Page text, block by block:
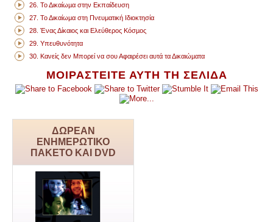
ΜΟΙΡΑΣΤΕΙΤΕ ΑΥΤΗ ΤΗ ΣΕΛΙΔΑ
ΔΩΡΕΑΝ
ΕΝΗΜΕΡΩΤΙΚΟ
ΠΑΚΕΤΟ ΚΑΙ DVD
26. Το Δικαίωµα στην Εκπαίδευση
27. Το Δικαίωμα στη Πνευματική Ιδιοκτησία
28. Ένας Δίκαιος και Ελεύθερος Κόσµος
29. Υπευθυνότητα
30. Κανείς δεν Μπορεί να σου Αφαιρέσει αυτά τα Δικαιώµατα